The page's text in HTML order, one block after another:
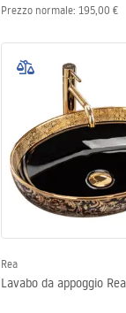
Prezzo normale: 195,00 €
Rea
Lavabo da appoggio